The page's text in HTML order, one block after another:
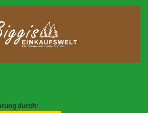
durch: